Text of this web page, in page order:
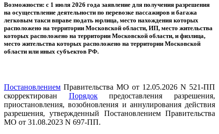
Возможности: с 1 июля 2026 года заявление для получения разрешения
на осуществление деятельности по перевозке пассажиров и багажа
легковым такси вправе подать юрлица, место нахождения которых
расположено на территории Московской области, ИП, место жительства
которых расположено на территории Московской области, и физлица,
место жительства которых расположено на территории Московской
области или иных субъектов РФ.
Постановлением Правительства МО от 12.05.2026 N 521-ПП
скорректирован Порядокпредоставления разрешения,
приостановления, возобновления и аннулирования действия
разрешения, утвержденный Постановлением Правительства
МО от 31.08.2023 N 697-ПП.